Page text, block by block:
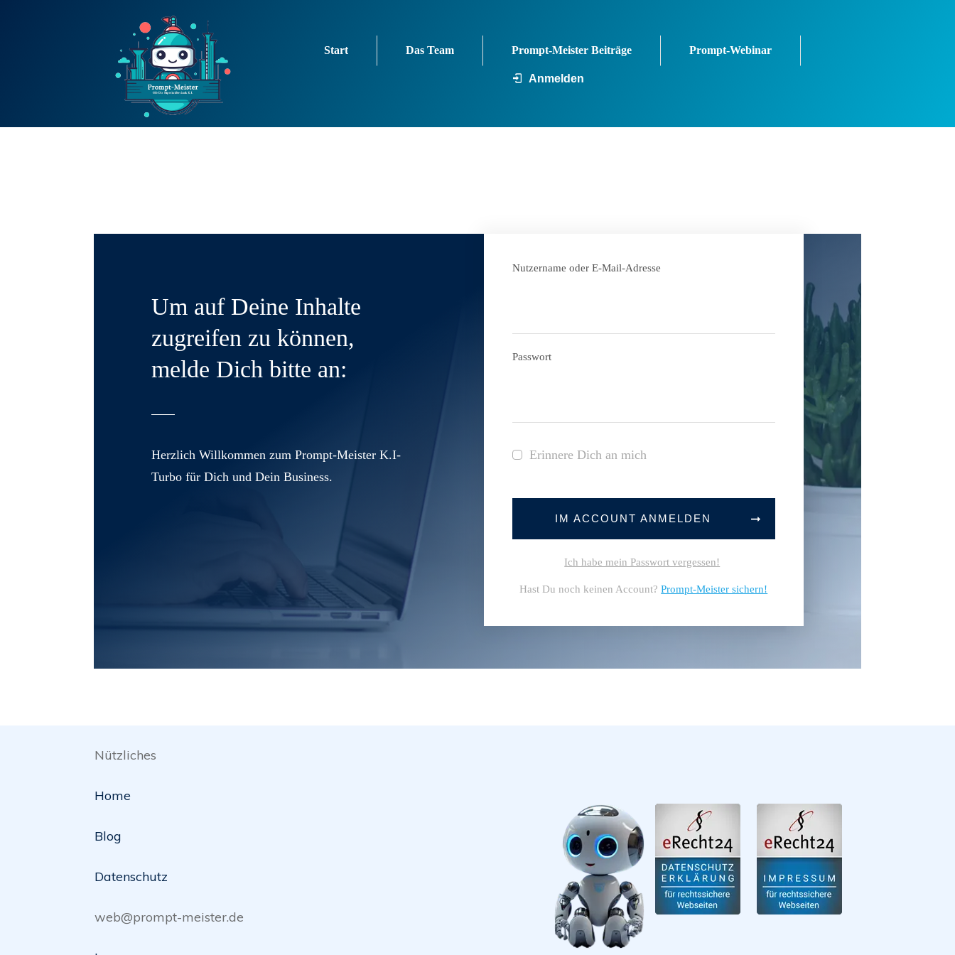
Start Das Team Prompt-Meister Beiträge Prompt-Webinar
Anmelden
Um auf Deine Inhalte
zugreifen zu können,
melde Dich bitte an:
Herzlich Willkommen zum Prompt-Meister K.I-
Turbo für Dich und Dein Business.
Nutzername oder E-Mail-Adresse
Passwort
Erinnere Dich an mich
IM ACCOUNT ANMELDEN
Ich habe mein Passwort vergessen!
Hast Du noch keinen Account?Prompt-Meister sichern!
Nützliches
Home
Blog
Datenschutz
web@prompt-meister.de